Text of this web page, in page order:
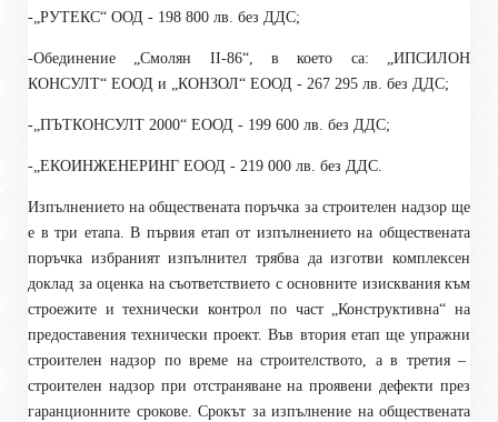
-„РУТЕКС“ ООД - 198 800 лв. без ДДС;
-Обединение „Смолян II-86“, в което са: „ИПСИЛОН
КОНСУЛТ“ ЕООД и „КОНЗОЛ“ ЕООД - 267 295 лв. без ДДС;
-„ПЪТКОНСУЛТ 2000“ ЕООД - 199 600 лв. без ДДС;
-„ЕКОИНЖЕНЕРИНГ ЕООД - 219 000 лв. без ДДС.
Изпълнението на обществената поръчка за строителен надзор ще
е в три етапа. В първия етап от изпълнението на обществената
поръчка избраният изпълнител трябва да изготви комплексен
доклад за оценка на съответствието с основните изисквания към
строежите и технически контрол по част „Конструктивна“ на
предоставения технически проект. Във втория етап ще упражни
строителен надзор по време на строителството, а в третия –
строителен надзор при отстраняване на проявени дефекти през
гаранционните срокове. Срокът за изпълнение на обществената